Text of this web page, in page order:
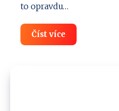
to opravdu…
Číst víceTIP
#36: